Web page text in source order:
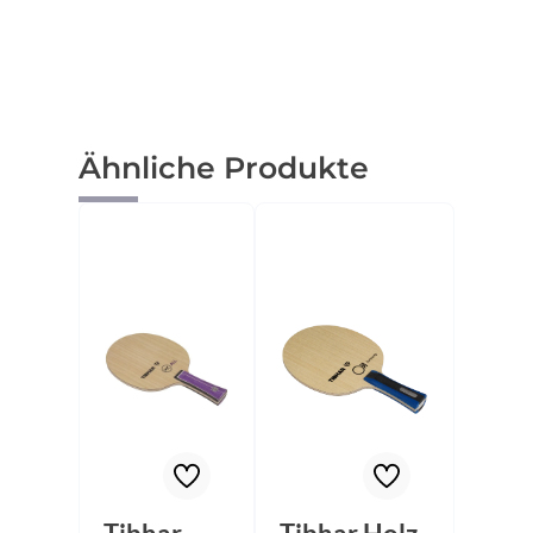
Produktgalerie überspringen
Ähnliche Produkte